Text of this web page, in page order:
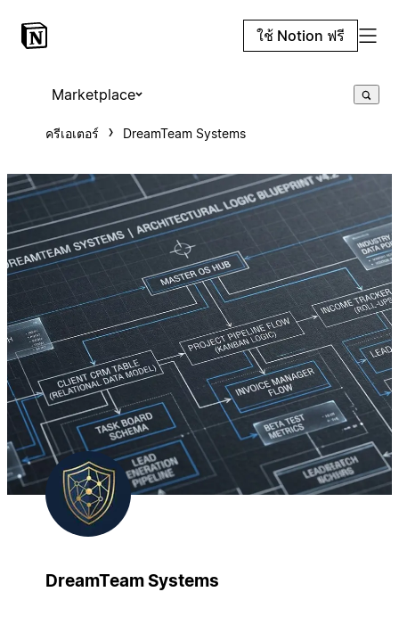
ใช้ Notion ฟรี
Marketplace
ครีเอเตอร์ DreamTeam Systems
DreamTeam Systems